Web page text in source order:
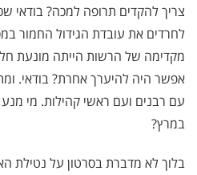
צריך להקדים תרופה למכה? בודאי
לחרדים את עובדת הגידול החמור
מקדימה של הרשות הייתה מונעת
אפשר היה להיערך אחרת? בודאי.
במרץ?
בלוך לא מדברת בסרטון על נטילת